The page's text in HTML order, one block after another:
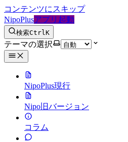
コンテンツにスキップ
NipoPlusアプリ起動
検索CtrlK
テーマの選択
NipoPlus現行
Nipo 旧バージョン
コラム